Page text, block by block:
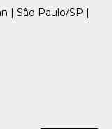
| São Paulo/SP |